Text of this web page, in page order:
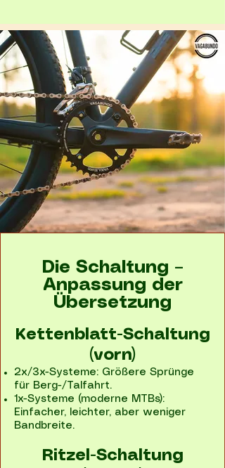
Die Schaltung –
Anpassung der
Übersetzung
Kettenblatt-Schaltung
(vorn)​
2x/3x-Systeme: Größere Sprünge
für Berg-/Talfahrt.
1x-Systeme (moderne MTBs):
Einfacher, leichter, aber weniger
Bandbreite.
Ritzel-Schaltung